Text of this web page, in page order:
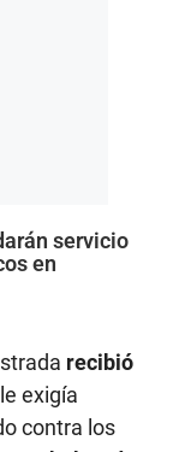
servicio
en
recibió
exigía
contra los